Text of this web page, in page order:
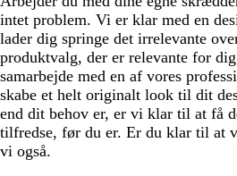
intet problem. Vi er klar med en
lader dig springe det irrelevante
produktvalg, der er relevante for
samarbejde med en af vores
skabe et helt originalt look til dit
end dit behov er, er vi klar til at få
tilfredse, før du er. Er du klar til at
vi også.